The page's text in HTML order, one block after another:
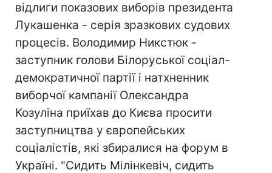
відлиги показових виборів президента
Лукашенка - серія зразкових судових
процесів. Володимир Никстюк -
заступник голови Білоруської соціал-
демократичної партії і натхненник
виборчої кампанії Олександра
Козуліна приїхав до Києва просити
заступництва у європейських
соціалістів, які збиралися на форум в
Україні. "Сидить Мілінкевіч, сидить